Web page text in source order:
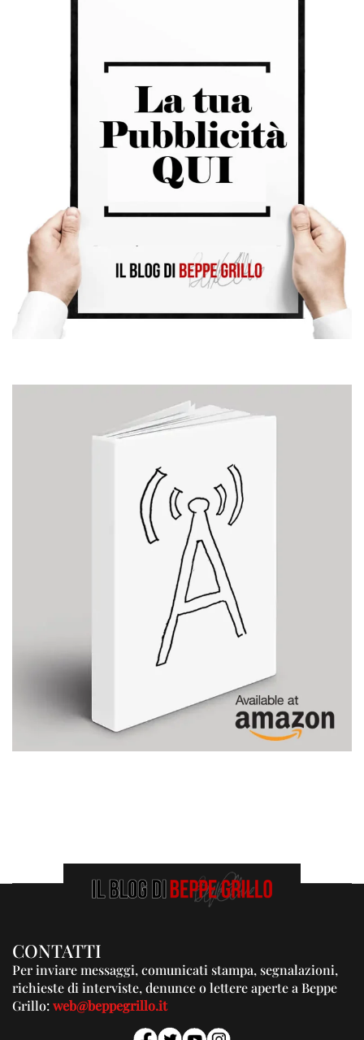
CONTATTI
Per inviare messaggi, comunicati stampa, segnalazioni,
richieste di interviste, denunce o lettere aperte a Beppe
Grillo:web@beppegrillo.it